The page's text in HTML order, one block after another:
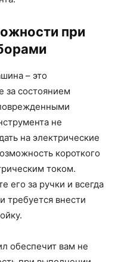
при
– это
за состоянием
не
на электрические
короткого
током.
его за ручки и всегда
требуется внести
обеспечит вам не